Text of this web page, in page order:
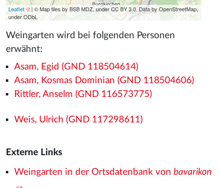
Leaflet
| © Map tiles by BSB MDZ, under CC BY 3.0. Data by OpenStreetMap,
under ODbL
Weingarten wird bei folgenden Personen
erwähnt:
Asam, Egid (GND 118504614)
Asam, Kosmas Dominian (GND 118504606)
Rittler, Anselm (GND 116573775)
Weis, Ulrich (GND 117298611)
Externe Links
Weingarten in der Ortsdatenbank von bavarikon